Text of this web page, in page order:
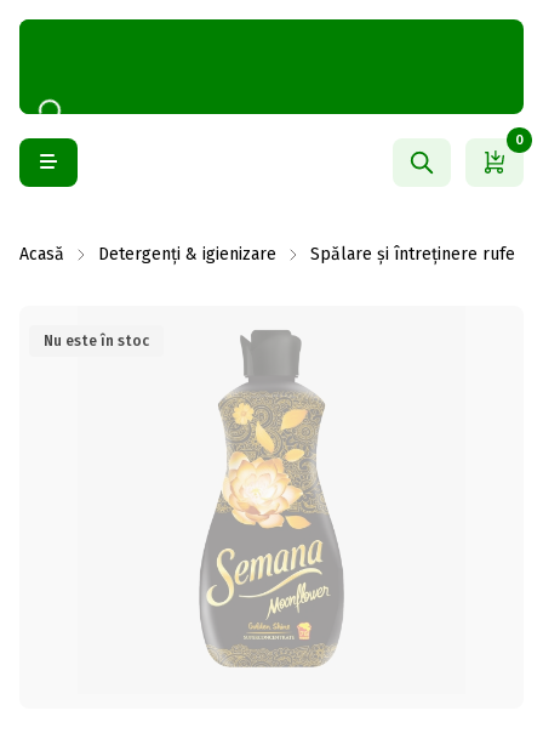
0
Acasă Detergenți & igienizare Spălare și întreținere rufe
Nu este în stoc